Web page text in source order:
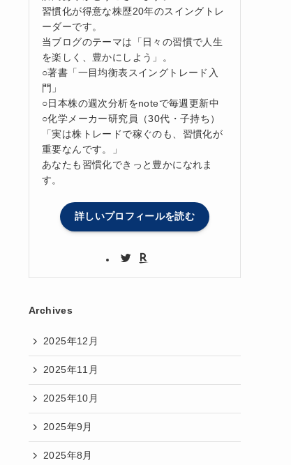
習慣化が得意な株歴20年のスイングトレ
ーダーです。
当ブログのテーマは「日々の習慣で人生
を楽しく、豊かにしよう」。
○著書「一目均衡表スイングトレード入
門」
○日本株の週次分析をnoteで毎週更新中
○化学メーカー研究員（30代・子持ち）
「実は株トレードで稼ぐのも、習慣化が
重要なんです。」
あなたも習慣化できっと豊かになれま
す。
詳しいプロフィールを読む
Archives
2025年12月
2025年11月
2025年10月
2025年9月
2025年8月